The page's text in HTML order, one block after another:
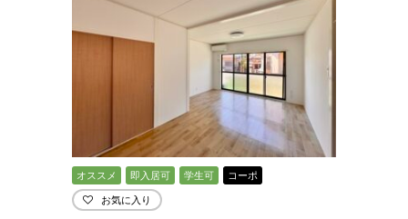
オススメ 即入居可 学生可 コーポ
お気に入り